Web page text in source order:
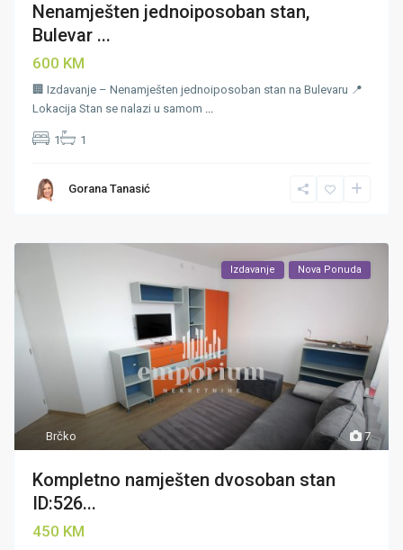
Nenamješten jednoiposoban stan,
Bulevar ...
600 KM
🏢 Izdavanje – Nenamješten jednoiposoban stan na Bulevaru 📍
Lokacija Stan se nalazi u samom ...
1 1
Gorana Tanasić
7
Brčko
Izdavanje Nova Ponuda
Kompletno namješten dvosoban stan
ID:526...
450 KM